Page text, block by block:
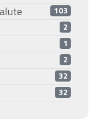
103
2
1
2
32
32